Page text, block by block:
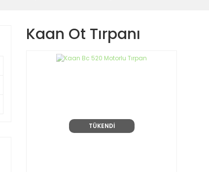
Kaan Ot Tırpanı
TÜKENDİ